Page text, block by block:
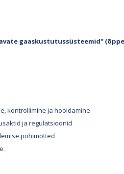
gaaskustutussüsteemid"
kontrollimine ja hooldamine
ja regulatsioonid
põhimõtted